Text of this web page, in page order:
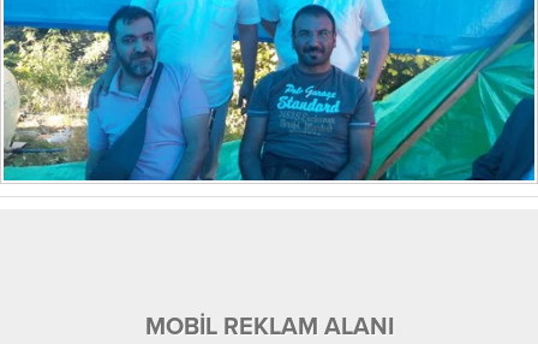
MOBİL REKLAM ALANI